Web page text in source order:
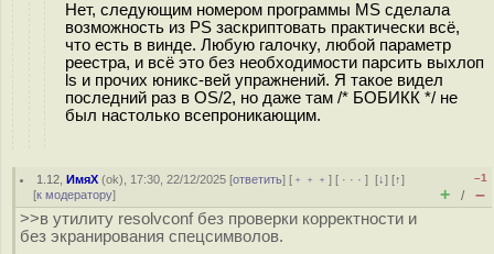
Нет, следующим номером программы MS сделала
возможность из PS заскриптовать практически всё,
что есть в винде. Любую галочку, любой параметр
реестра, и всё это без необходимости парсить выхлоп
ls и прочих юникс-вей упражнений. Я такое видел
последний раз в OS/2, но даже там /* БОБИКК */ не
был настолько всепроникающим.
1.12 ,ИмяХ (ok), 17:30, 22/12/2025 [ответить] [ ﹢﹢﹢] [ · · ·][↓] [↑]
[к модератору]
–1
+ / –
>>в утилиту resolvconf без проверки корректности и
без экранирования спецсимволов.